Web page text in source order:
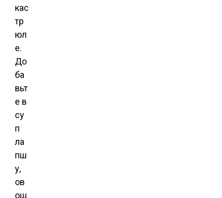
кас
тр
юл
е.
До
ба
вьт
е в
су
п
ла
пш
у,
ов
ощ